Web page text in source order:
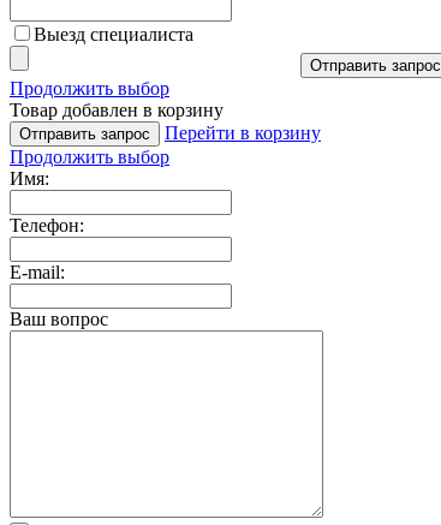
Выезд специалиста
Отправить запрос
Продолжить выбор
Товар добавлен в корзину
Отправить запрос
Перейти в корзину
Продолжить выбор
Имя:
Телефон:
E-mail:
Ваш вопрос